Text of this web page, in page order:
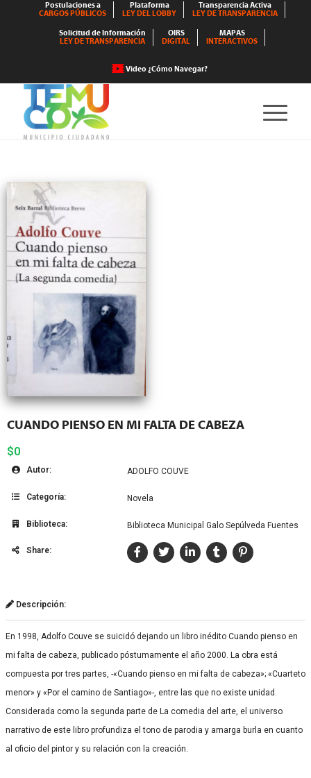
Postulaciones a
CARGOS PÚBLICOS
Plataforma
LEY DEL LOBBY
Transparencia Activa
LEY DE TRANSPARENCIA
Solicitud de Información
LEY DE TRANSPARENCIA
OIRS
DIGITAL
MAPAS
INTERACTIVOS
Video ¿Cómo Navegar?
CUANDO PIENSO EN MI FALTA DE CABEZA
$0
Autor: ADOLFO COUVE
Categoría: Novela
Biblioteca: Biblioteca Municipal Galo Sepúlveda Fuentes
Share:
Descripción:
En 1998, Adolfo Couve se suicidó dejando un libro inédito Cuando pienso en
mi falta de cabeza, publicado póstumamente el año 2000. La obra está
compuesta por tres partes, -«Cuando pienso en mi falta de cabeza»; «Cuarteto
menor» y «Por el camino de Santiago»-, entre las que no existe unidad.
Considerada como la segunda parte de La comedia del arte, el universo
narrativo de este libro profundiza el tono de parodia y amarga burla en cuanto
al oficio del pintor y su relación con la creación.